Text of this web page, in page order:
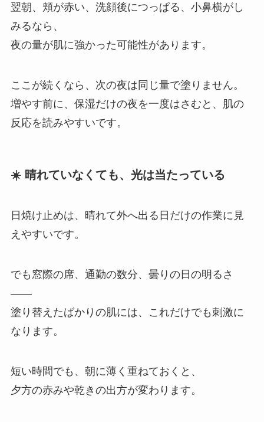
翌朝、頬が赤い、洗顔後につっぱる、小鼻横がし
みるなら、
夜の量が肌に強かった可能性があります。
ここが続くなら、次の夜は同じ量で塗りません。
増やす前に、保湿だけの夜を一度はさむと、肌の
反応を読みやすいです。
☀️ 晴れていなくても、光は当たっている
日焼け止めは、晴れて外へ出る日だけの作業に見
えやすいです。
でも窓際の席、通勤の数分、曇りの日の明るさ
――
塗り替えたばかりの肌には、これだけでも刺激に
なります。
短い時間でも、朝に薄く重ねておくと、
夕方の赤みや乾きの出方が変わります。